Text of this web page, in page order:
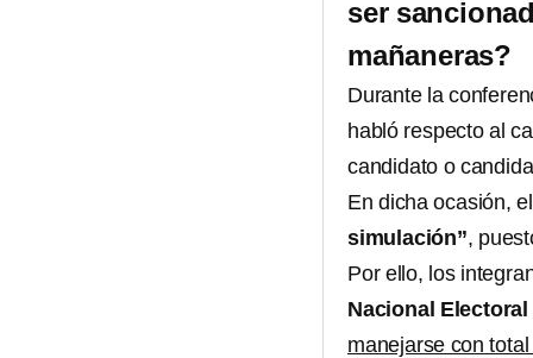
ser
mañaneras?
Durante la
habló respecto al
candidato o
En dicha ocasión,
simulación”,
Por ello, los
Nacional Electoral
manejarse con